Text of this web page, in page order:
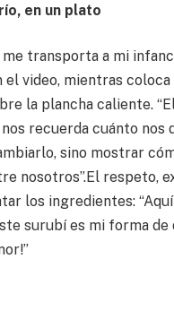
en un plato
transporta a mi
el video, mientras
la plancha caliente.
recuerda cuánto nos
sino mostrar
nosotros”.El respeto,
los ingredientes:
surubí es mi forma de